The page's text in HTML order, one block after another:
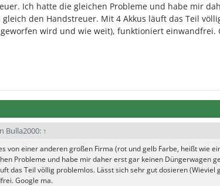
Ich hatte die gleichen Probleme und habe mir
den Handstreuer. Mit 4 Akkus läuft das Teil
wird und wie weit), funktioniert einwandfrei.
Bulla2000: ↑
von einer anderen großen Firma (rot und gelb Farbe, heißt wie
Probleme und habe mir daher erst gar keinen Düngerwagen
das Teil völlig problemlos. Lässt sich sehr gut dosieren
Google ma.